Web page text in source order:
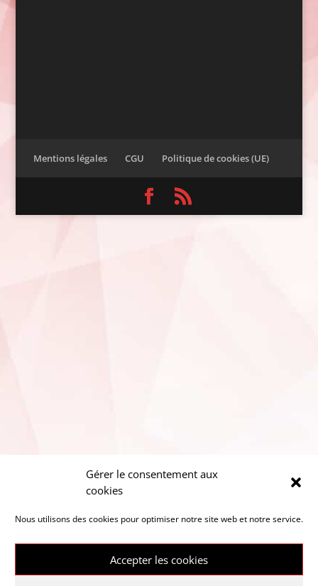
Gérer le consentement aux
cookies
Nous utilisons des cookies pour optimiser notre site web et notre service.
Accepter les cookies
Mentions légales CGU Politique de cookies (UE)